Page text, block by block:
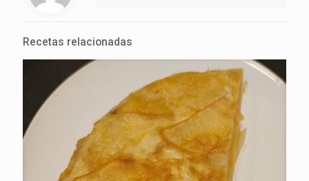
Recetas relacionadas